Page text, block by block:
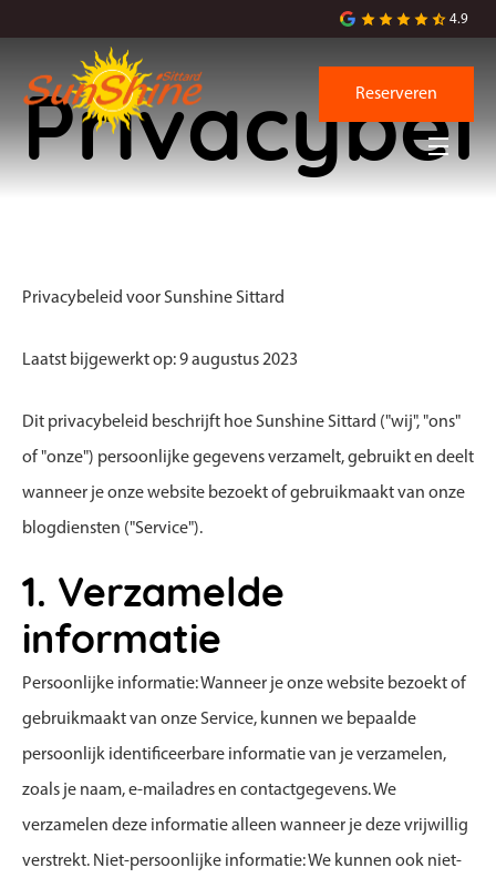
4.9
Reserveren
Privacybeleid voor Sunshine Sittard
Laatst bijgewerkt op: 9 augustus 2023
Dit privacybeleid beschrijft hoe Sunshine Sittard ("wij", "ons"
of "onze") persoonlijke gegevens verzamelt, gebruikt en deelt
wanneer je onze website bezoekt of gebruikmaakt van onze
blogdiensten ("Service").
1. Verzamelde
informatie
Persoonlijke informatie: Wanneer je onze website bezoekt of
gebruikmaakt van onze Service, kunnen we bepaalde
persoonlijk identificeerbare informatie van je verzamelen,
zoals je naam, e-mailadres en contactgegevens. We
verzamelen deze informatie alleen wanneer je deze vrijwillig
verstrekt. Niet-persoonlijke informatie: We kunnen ook niet-